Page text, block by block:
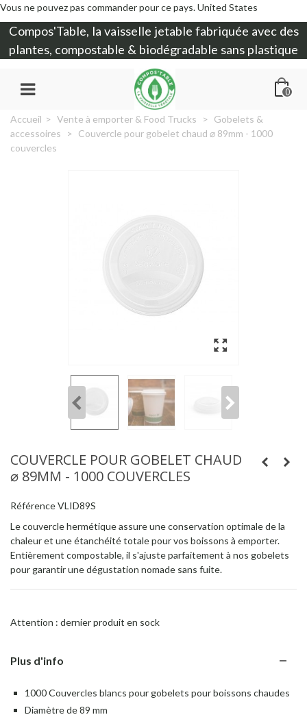
Vous ne pouvez pas commander pour ce pays.United States
Compos'Table, la vaisselle jetable fabriquée avec des
plantes, compostable & biodégradable sans plastique
0
Accueil > Vente à emporter & Food Trucks > Gobelets &
accessoires
> Couvercle pour gobelet chaud ⌀ 89mm - 1000
couvercles
COUVERCLE POUR GOBELET CHAUD
⌀ 89MM - 1000 COUVERCLES
RéférenceVLID89S
Le couvercle hermétique assure une conservation optimale de la
chaleur et une étanchéité totale pour vos boissons à emporter.
Entièrement compostable, il s'ajuste parfaitement à nos gobelets
pour garantir une dégustation nomade sans fuite.
Attention : dernier produit en sock
Plus d'info
1000 Couvercles blancs pour gobelets pour boissons chaudes
Diamètre de 89 mm